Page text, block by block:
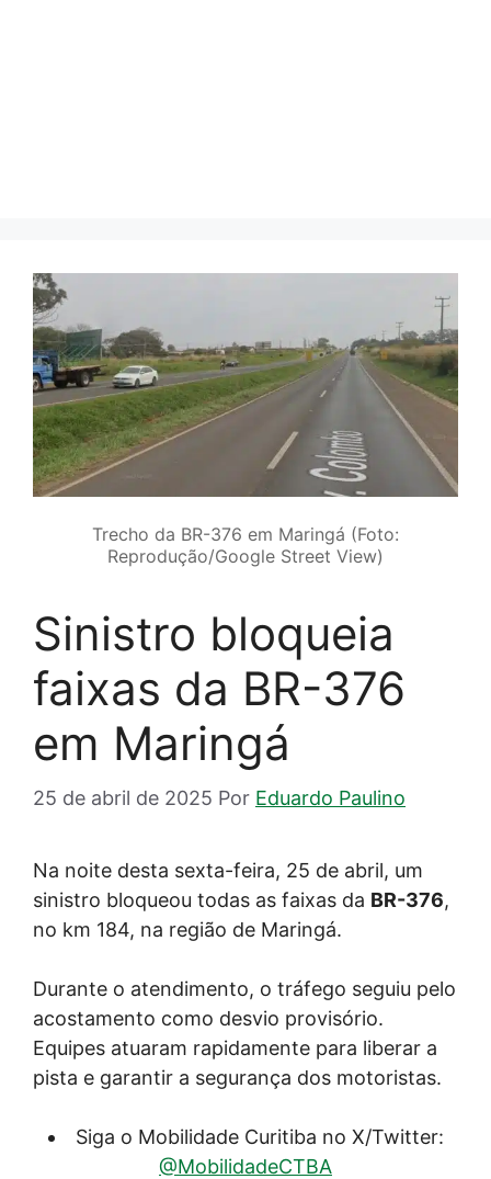
Trecho da BR-376 em Maringá (Foto:
Reprodução/Google Street View)
Sinistro bloqueia
faixas da BR-376
em Maringá
25 de abril de 2025 Por Eduardo Paulino
Na noite desta sexta-feira, 25 de abril, um
sinistro bloqueou todas as faixas da BR-376,
no km 184, na região de Maringá.
Durante o atendimento, o tráfego seguiu pelo
acostamento como desvio provisório.
Equipes atuaram rapidamente para liberar a
pista e garantir a segurança dos motoristas.
Siga o Mobilidade Curitiba no X/Twitter:
@MobilidadeCTBA